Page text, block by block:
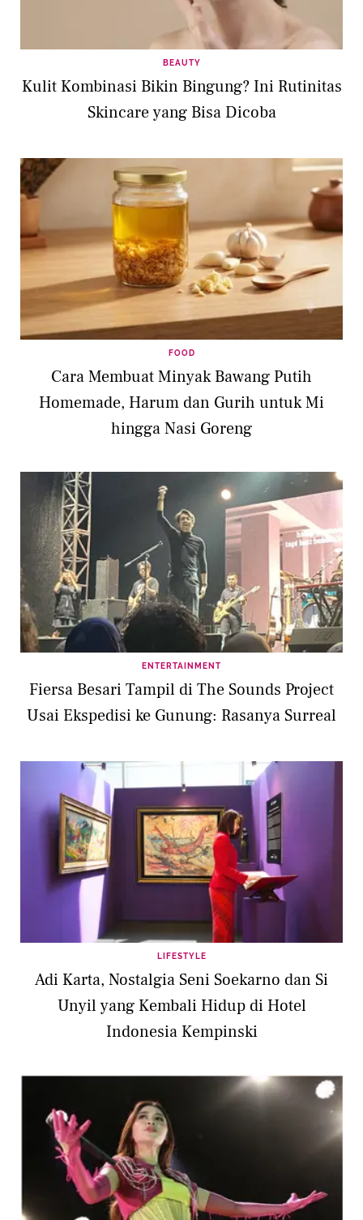
BEAUTY
Kulit Kombinasi Bikin Bingung? Ini Rutinitas
Skincare yang Bisa Dicoba
FOOD
Cara Membuat Minyak Bawang Putih
Homemade, Harum dan Gurih untuk Mi
hingga Nasi Goreng
ENTERTAINMENT
Fiersa Besari Tampil di The Sounds Project
Usai Ekspedisi ke Gunung: Rasanya Surreal
LIFESTYLE
Adi Karta, Nostalgia Seni Soekarno dan Si
Unyil yang Kembali Hidup di Hotel
Indonesia Kempinski